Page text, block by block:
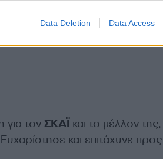
Data Deletion Data Access
για τον ΣΚΑΪκαι το μέλλον
και επιτάχυνε